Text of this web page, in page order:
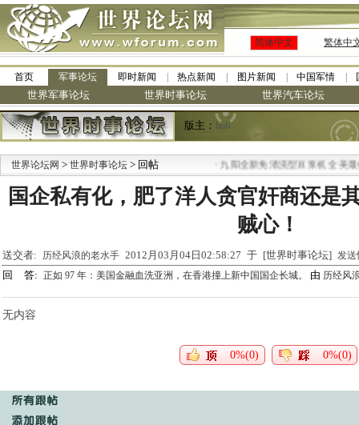
简体中文 繁体中
首页 军事论坛 即时新闻 热点新闻 图片新闻 中国军情
世界军事论坛 世界时事论坛 世界汽车论坛
版主： bob
世界论坛网 > 世界时事论坛 > 回帖 九阳全新免清洗型豆浆机 全美最低
国企私有化，肥了洋人贪官奸商还是
贼心！
送交者: 历经风浪的老水手 2012月03月04日02:58:27 于 [世界时事论坛] 发送
回 答: 正如 97 年：美国金融血洗亚洲，在香港撞上新中国国企长城。 由 历经风
无内容
0%(0) 0%(0)